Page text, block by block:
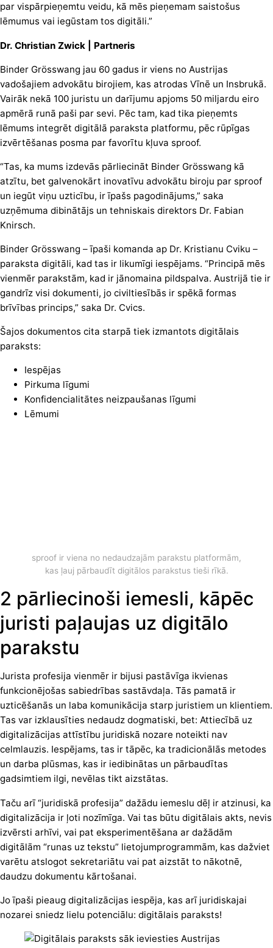
par vispārpieņemtu veidu, kā mēs pieņemam saistošus
lēmumus vai iegūstam tos digitāli.”
Dr. Christian Zwick | Partneris
Binder Grösswang jau 60 gadus ir viens no Austrijas
vadošajiem advokātu birojiem, kas atrodas Vīnē un Insbrukā.
Vairāk nekā 100 juristu un darījumu apjoms 50 miljardu eiro
apmērā runā paši par sevi. Pēc tam, kad tika pieņemts
lēmums integrēt digitālā paraksta platformu, pēc rūpīgas
izvērtēšanas posma par favorītu kļuva sproof.
“Tas, ka mums izdevās pārliecināt Binder Grösswang kā
atzītu, bet galvenokārt inovatīvu advokātu biroju par sproof
un iegūt viņu uzticību, ir īpašs pagodinājums,” saka
uzņēmuma dibinātājs un tehniskais direktors Dr. Fabian
Knirsch.
Binder Grösswang – īpaši komanda ap Dr. Kristianu Cviku –
paraksta digitāli, kad tas ir likumīgi iespējams. “Principā mēs
vienmēr parakstām, kad ir jānomaina pildspalva. Austrijā tie ir
gandrīz visi dokumenti, jo civiltiesībās ir spēkā formas
brīvības princips,” saka Dr. Cvics.
Šajos dokumentos cita starpā tiek izmantots digitālais
paraksts:
Iespējas
Pirkuma līgumi
Konfidencialitātes neizpaušanas līgumi
Lēmumi
sproof ir viena no nedaudzajām parakstu platformām,
kas ļauj pārbaudīt digitālos parakstus tieši rīkā.
2 pārliecinoši iemesli, kāpēc
juristi paļaujas uz digitālo
parakstu
Jurista profesija vienmēr ir bijusi pastāvīga ikvienas
funkcionējošas sabiedrības sastāvdaļa. Tās pamatā ir
uzticēšanās un laba komunikācija starp juristiem un klientiem.
Tas var izklausīties nedaudz dogmatiski, bet: Attiecībā uz
digitalizācijas attīstību juridiskā nozare noteikti nav
celmlauzis. Iespējams, tas ir tāpēc, ka tradicionālās metodes
un darba plūsmas, kas ir iedibinātas un pārbaudītas
gadsimtiem ilgi, nevēlas tikt aizstātas.
Taču arī “juridiskā profesija” dažādu iemeslu dēļ ir atzinusi, ka
digitalizācija ir ļoti nozīmīga. Vai tas būtu digitālais akts, nevis
izvērsti arhīvi, vai pat eksperimentēšana ar dažādām
digitālām “runas uz tekstu” lietojumprogrammām, kas dažviet
varētu atslogot sekretariātu vai pat aizstāt to nākotnē,
daudzu dokumentu kārtošanai.
Jo īpaši pieaug digitalizācijas iespēja, kas arī juridiskajai
nozarei sniedz lielu potenciālu: digitālais paraksts!